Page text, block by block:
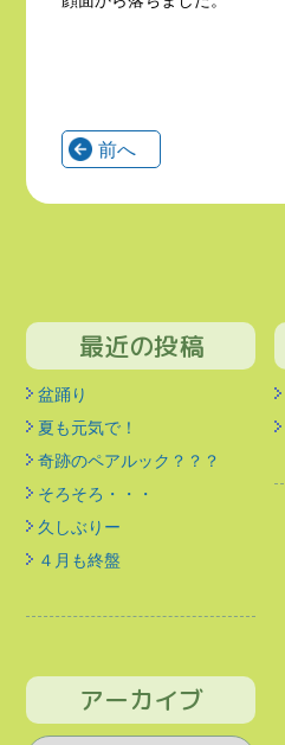
前へ
最近の投稿
盆踊り
夏も元気で！
奇跡のペアルック？？？
そろそろ・・・
久しぶりー
４月も終盤
アーカイブ